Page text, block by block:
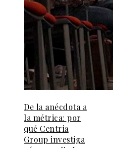
De la anécdota a
la métrica: por
qué Centria
Group investiga